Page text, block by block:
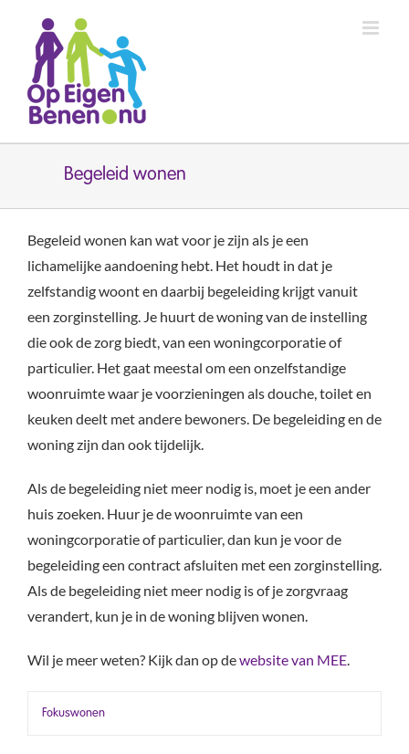
inhoud
Begeleid wonen
Begeleid wonen kan wat voor je zijn als je een
lichamelijke aandoening hebt. Het houdt in dat je
zelfstandig woont en daarbij begeleiding krijgt vanuit
een zorginstelling. Je huurt de woning van de instelling
die ook de zorg biedt, van een woningcorporatie of
particulier. Het gaat meestal om een onzelfstandige
woonruimte waar je voorzieningen als douche, toilet en
keuken deelt met andere bewoners. De begeleiding en de
woning zijn dan ook tijdelijk.
Als de begeleiding niet meer nodig is, moet je een ander
huis zoeken. Huur je de woonruimte van een
woningcorporatie of particulier, dan kun je voor de
begeleiding een contract afsluiten met een zorginstelling.
Als de begeleiding niet meer nodig is of je zorgvraag
verandert, kun je in de woning blijven wonen.
Wil je meer weten? Kijk dan op dewebsite van MEE.
Fokuswonen